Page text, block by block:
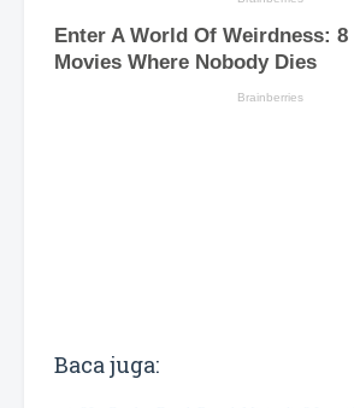
Baca juga: